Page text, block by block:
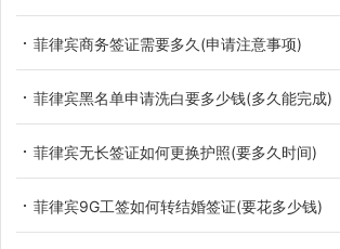
菲律宾商务签证需要多久(申请注意事项)
菲律宾黑名单申请洗白要多少钱(多久能完成)
菲律宾无长签证如何更换护照(要多久时间)
菲律宾9G工签如何转结婚签证(要花多少钱)